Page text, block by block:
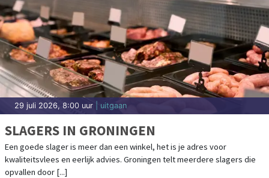
29 juli 2026, 8:00 uur | uitgaan
SLAGERS IN GRONINGEN
Een goede slager is meer dan een winkel, het is je adres voor
kwaliteitsvlees en eerlijk advies. Groningen telt meerdere slagers die
opvallen door [...]